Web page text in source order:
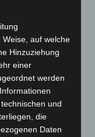
auf welche
Hinzuziehung
einer
werden
und
die
Daten